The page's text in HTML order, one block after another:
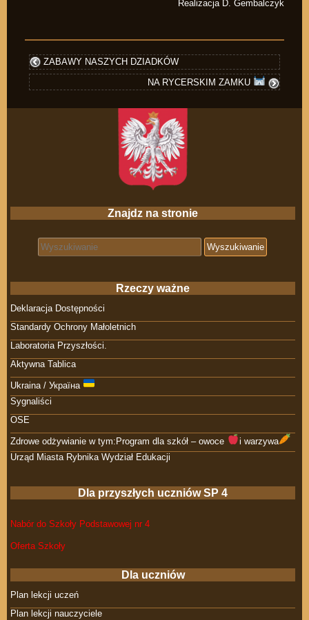
Realizacja D. Gembalczyk
ZABAWY NASZYCH DZIADKÓW
NA RYCERSKIM ZAMKU
Znajdz na stronie
Search for:
Rzeczy ważne
Deklaracja Dostępności
Standardy Ochrony Małoletnich
Laboratoria Przyszłości.
Aktywna Tablica
Ukraina / Україна
Sygnaliści
OSE
Zdrowe odżywianie w tym:Program dla szkół – owoce
i warzywa
Urząd Miasta Rybnika Wydział Edukacji
Dla przyszłych uczniów SP 4
Nabór do Szkoły Podstawowej nr 4
Oferta Szkoły
Dla uczniów
Plan lekcji uczeń
Plan lekcji nauczyciele